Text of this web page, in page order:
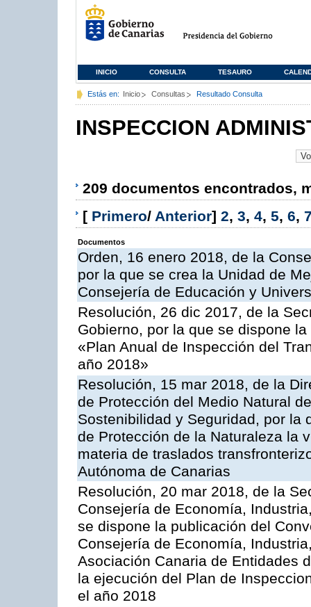
INICIO CONSULTA TESAURO
Estás en: Inicio Consultas Resultado Consulta
INSPECCION
209 documentos encontrados,
[ Primero/ Anterior] 2, 3, 4, 5, 6,
Documentos
Orden, 16 enero 2018, de la
por la que se crea la Unidad de
Consejería de Educación y
Resolución, 26 dic 2017, de la
Gobierno, por la que se dispone
«Plan Anual de Inspección del
año 2018»
Resolución, 15 mar 2018, de la
de Protección del Medio Natural
Sostenibilidad y Seguridad, por la
de Protección de la Naturaleza la
materia de traslados
Autónoma de Canarias
Resolución, 20 mar 2018, de la
Consejería de Economía,
se dispone la publicación del
Consejería de Economía,
Asociación Canaria de Entidades
la ejecución del Plan de
el año 2018